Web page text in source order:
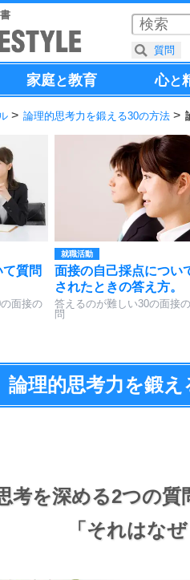
家庭と教育 心と
論理的思考力を鍛える30の方法
質問
面接の
就職活動
面接の自己採点につい
されたときの答え方。
答えるのが難しい30の面接
問
論理的思考力を鍛え
考を深める2つの質
「それはなぜ
質問